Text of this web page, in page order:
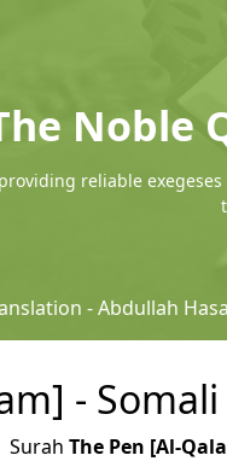
Noble
reliable
- Abdullah
-
Surah The Pen [Al-